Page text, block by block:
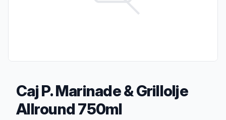
Caj P. Marinade & Grillolje
Allround 750ml